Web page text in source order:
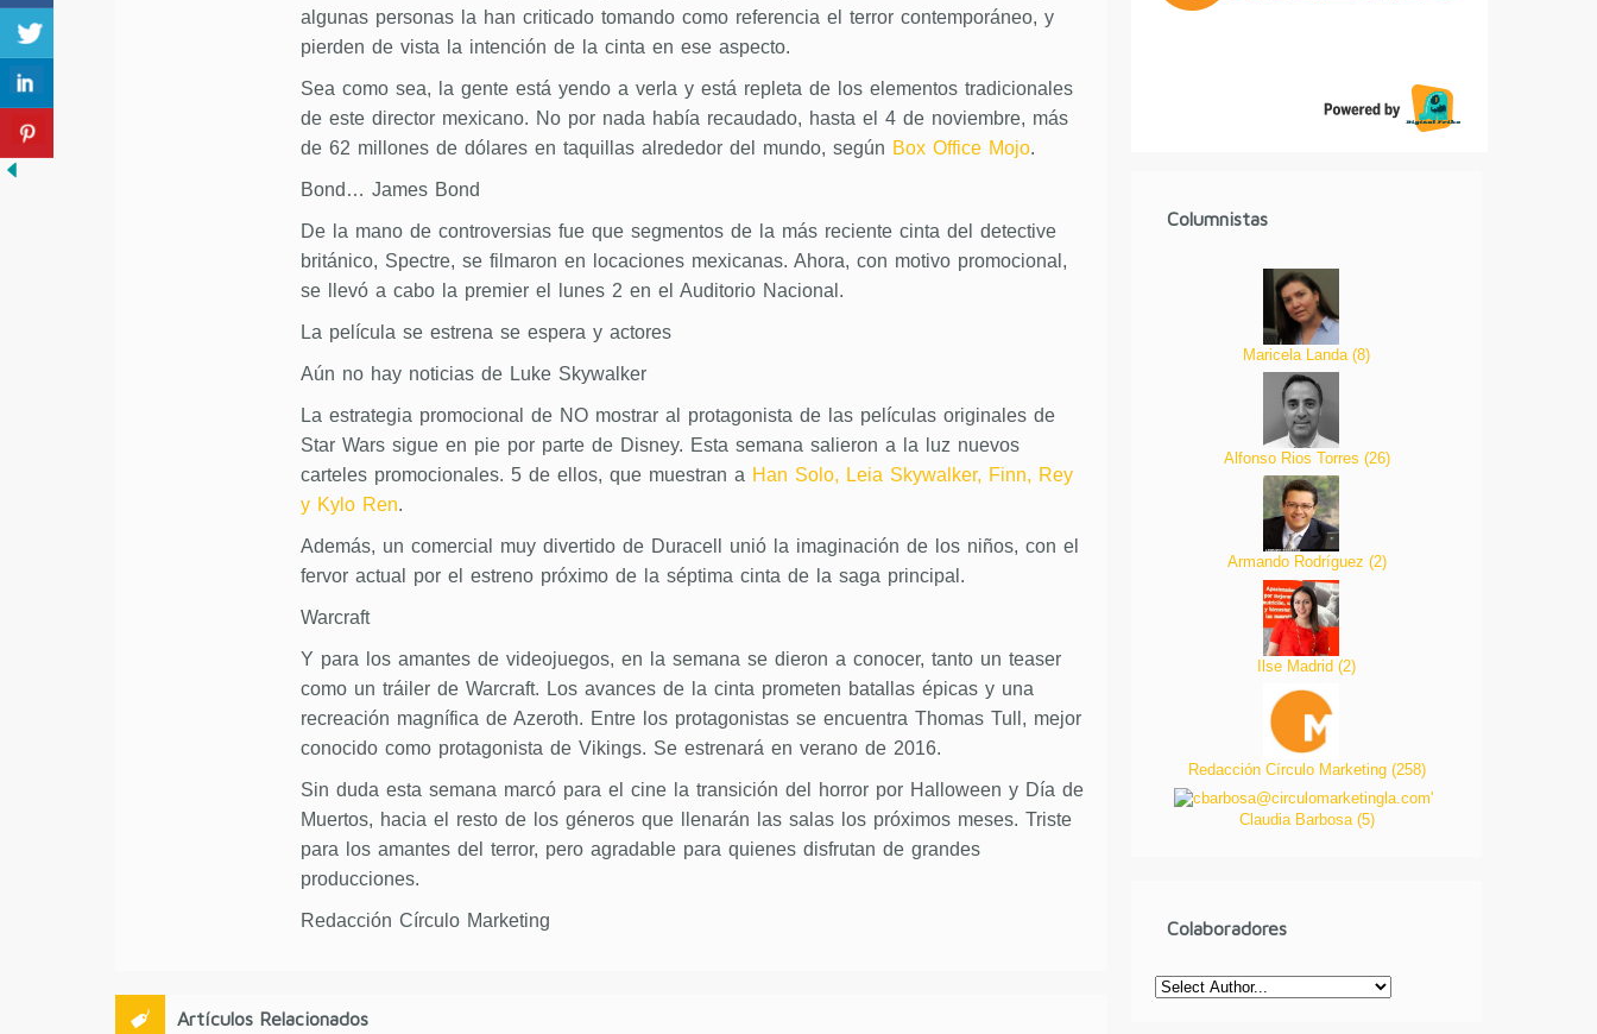
algunas personas la han criticado tomando como referencia el terror contemporáneo, y
pierden de vista la intención de la cinta en ese aspecto.
Sea como sea, la gente está yendo a verla y está repleta de los elementos tradicionales
de este director mexicano. No por nada había recaudado, hasta el 4 de noviembre, más
de 62 millones de dólares en taquillas alrededor del mundo, según Box Office Mojo.
Bond… James Bond
De la mano de controversias fue que segmentos de la más reciente cinta del detective
británico, Spectre, se filmaron en locaciones mexicanas. Ahora, con motivo promocional,
se llevó a cabo la premier el lunes 2 en el Auditorio Nacional.
La película se estrena se espera y actores
Aún no hay noticias de Luke Skywalker
La estrategia promocional de NO mostrar al protagonista de las películas originales de
Star Wars sigue en pie por parte de Disney. Esta semana salieron a la luz nuevos
carteles promocionales. 5 de ellos, que muestran a Han Solo, Leia Skywalker, Finn, Rey
y Kylo Ren.
Además, un comercial muy divertido de Duracell unió la imaginación de los niños, con el
fervor actual por el estreno próximo de la séptima cinta de la saga principal.
Warcraft
Y para los amantes de videojuegos, en la semana se dieron a conocer, tanto un teaser
como un tráiler de Warcraft. Los avances de la cinta prometen batallas épicas y una
recreación magnífica de Azeroth. Entre los protagonistas se encuentra Thomas Tull, mejor
conocido como protagonista de Vikings. Se estrenará en verano de 2016.
Sin duda esta semana marcó para el cine la transición del horror por Halloween y Día de
Muertos, hacia el resto de los géneros que llenarán las salas los próximos meses. Triste
para los amantes del terror, pero agradable para quienes disfrutan de grandes
producciones.
Redacción Círculo Marketing
Artículos Relacionados
Columnistas
Maricela Landa(8)
Alfonso Rios Torres (26)
Armando Rodríguez (2)
Ilse Madrid(2)
Redacción Círculo Marketing (258)
Claudia Barbosa (5)
Colaboradores